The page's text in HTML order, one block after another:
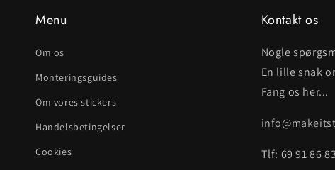
Menu
Om os
Monteringsguides
Om vores stickers
Handelsbetingelser
Cookies
Kontakt os
Nogle
En lille snak
Fang os her...
Tlf: 69 91 86 83